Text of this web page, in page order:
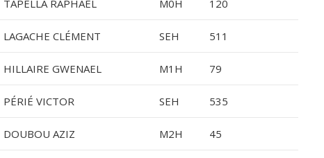
TAPELLA RAPHAEL M0H 120
LAGACHE CLÉMENT SEH 511
HILLAIRE GWENAEL M1H 79
PÉRIÉ VICTOR SEH 535
DOUBOU AZIZ M2H 45